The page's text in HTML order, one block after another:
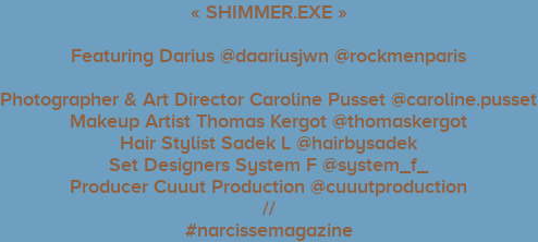
« SHIMMER.EXE »
Featuring Darius @daariusjwn @rockmenparis
Photographer & Art Director Caroline Pusset @caroline.pusset
Makeup Artist Thomas Kergot @thomaskergot
Hair Stylist Sadek L @hairbysadek
Set Designers System F @system_f_
Producer Cuuut Production @cuuutproduction
//
#narcissemagazine